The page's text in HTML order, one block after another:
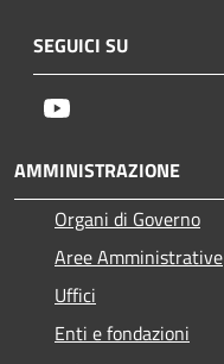
SEGUICI SU
AMMINISTRAZIONE
Organi di Governo
Aree Amministrative
Uffici
Enti e fondazioni